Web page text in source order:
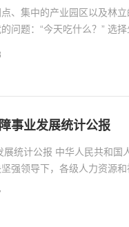
、集中的产业园区以及林
问题：“今天吃什么？”
事业发展统计公报
统计公报 中华人民共和国
强领导下，各级人力资源